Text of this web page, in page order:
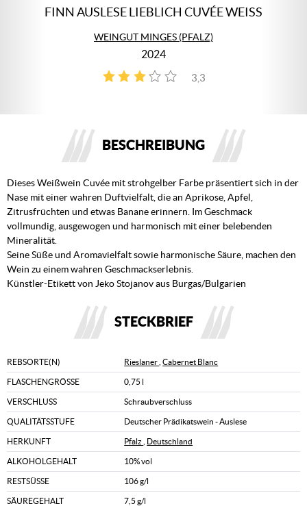
FINN AUSLESE LIEBLICH CUVÉE WEISS
WEINGUT MINGES (PFALZ)
2024
3,3
4
BESCHREIBUNG
Dieses Weißwein Cuvée mit strohgelber Farbe präsentiert sich in der
Nase mit einer wahren Duftvielfalt, die an Aprikose, Apfel,
Zitrusfrüchten und etwas Banane erinnern. Im Geschmack
vollmundig, ausgewogen und harmonisch mit einer belebenden
Mineralität.
Seine Süße und Aromavielfalt sowie harmonische Säure, machen den
Wein zu einem wahren Geschmackserlebnis.
Künstler-Etikett von Jeko Stojanov aus Burgas/Bulgarien
STECKBRIEF
REBSORTE(N) Rieslaner ,Cabernet Blanc
FLASCHENGRÖSSE 0,75 l
VERSCHLUSS Schraubverschluss
QUALITÄTSSTUFE Deutscher Prädikatswein - Auslese
HERKUNFT Pfalz Deutschland
ALKOHOLGEHALT 10% vol
RESTSÜSSE 106 g/l
SÄUREGEHALT 7,5 g/l